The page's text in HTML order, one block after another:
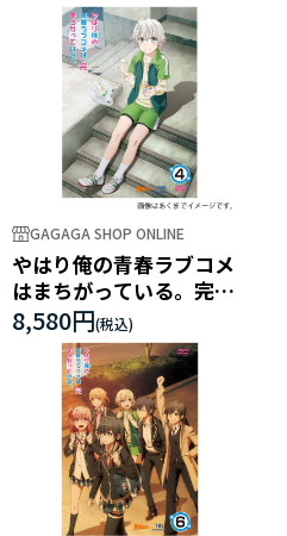
GAGAGA SHOP ONLINE
やはり俺の青春ラブコメ
はまちがっている。完
第4巻
8,580円